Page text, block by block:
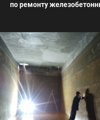
по ремонту